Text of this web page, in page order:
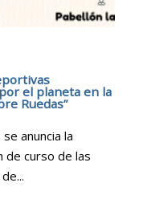
el planeta en la
Ruedas”
anuncia la
de curso de las
...